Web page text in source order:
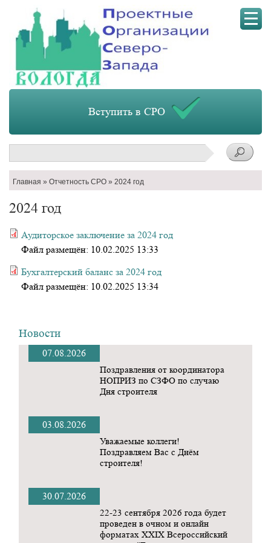
Вступить в СРО
Строка
навигации
Главная Отчетность СРО 2024 год
2024 год
Аудиторское заключение за 2024 год
Файл размещён: 10.02.2025 13:33
Бухгалтерский баланс за 2024 год
Файл размещён: 10.02.2025 13:34
Новости
07.08.2026
Поздравления от координатора
НОПРИЗ по СЗФО по случаю
Дня строителя
03.08.2026
Уважаемые коллеги!
Поздравляем Вас с Днём
строителя!
30.07.2026
22-23 сентября 2026 года будет
проведен в очном и онлайн
форматах ХХIX Всероссийский